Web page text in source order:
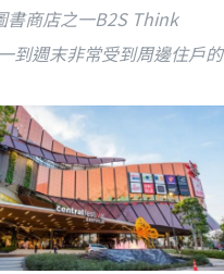
書商店之一B2S Think
到週末非常受到周邊住戶的